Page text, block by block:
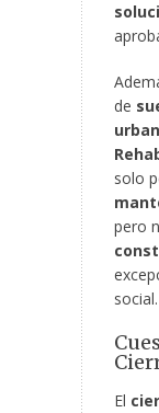
de
solo
pero
social.
El